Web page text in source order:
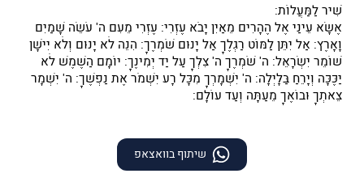
שִׁיר לַמַּעֲלוֹת:
אֶשָּׂא עֵינַי אֶל הֶהָרִים מֵאַיִן יָבֹא עֶזְרִי: עֶזְרִי מֵעִם ה' עֹשֵׂה שָׁמַיִם
וָאָרֶץ: אַל יִתֵּן לַמּוֹט רַגְלֶךָ אַל יָנוּם שֹׁמְרֶךָ: הִנֵּה לֹא יָנוּם וְלֹא יִישָׁן
שׁוֹמֵר יִשְׂרָאֵל: ה' שֹׁמְרֶךָ ה' צִלְּךָ עַל יַד יְמִינֶךָ: יוֹמָם הַשֶּׁמֶשׁ לֹא
יַכֶּכָּה וְיָרֵחַ בַּלָּיְלָה: ה' יִשְׁמָרְךָ מִכָּל רָע יִשְׁמֹר אֶת נַפְשֶׁךָ: ה' יִשְׁמָר
צֵאתְךָ וּבוֹאֶךָ מֵעַתָּה וְעַד עוֹלָם:
שיתוף בוואצאפ